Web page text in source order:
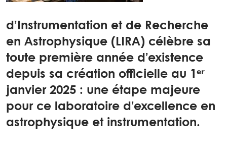
d’Instrumentation et de Recherche
en Astrophysique (LIRA) célèbre sa
toute première année d’existence
depuis sa création officielle au 1ᵉʳ
janvier 2025 : une étape majeure
pour ce laboratoire d’excellence en
astrophysique et instrumentation.